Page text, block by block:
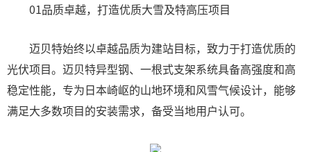
01品质卓越，打造优质大雪及特高压项目
迈贝特始终以卓越品质为建站目标，致力于打造优质的
光伏项目。迈贝特异型钢、一根式支架系统具备高强度和高
稳定性能，专为日本崎岖的山地环境和风雪气候设计，能够
满足大多数项目的安装需求，备受当地用户认可。